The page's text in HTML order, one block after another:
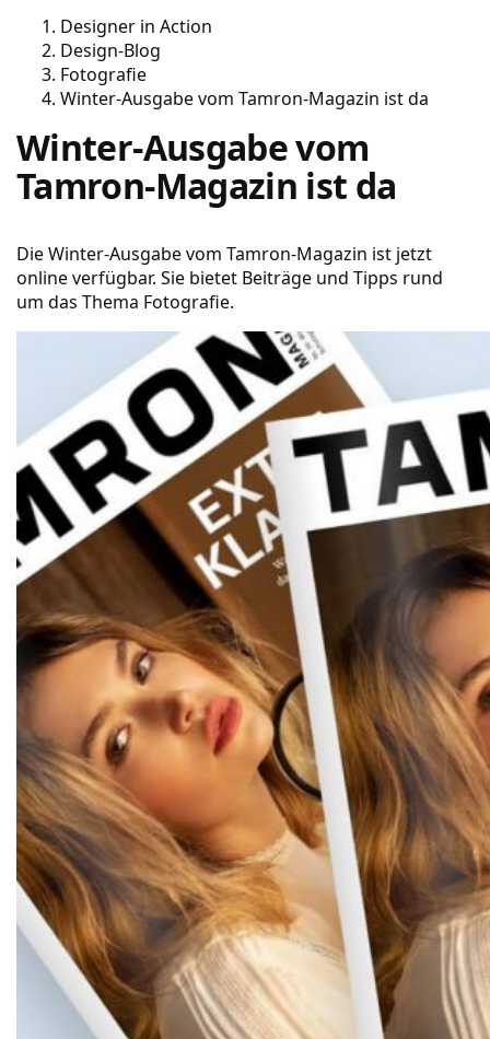
Designer in Action
Design-Blog
Fotografie
Winter-Ausgabe vom Tamron-Magazin ist da
Winter-Ausgabe vom
Tamron-Magazin ist da
Die Winter-Ausgabe vom Tamron-Magazin ist jetzt
online verfügbar. Sie bietet Beiträge und Tipps rund
um das Thema Fotografie.